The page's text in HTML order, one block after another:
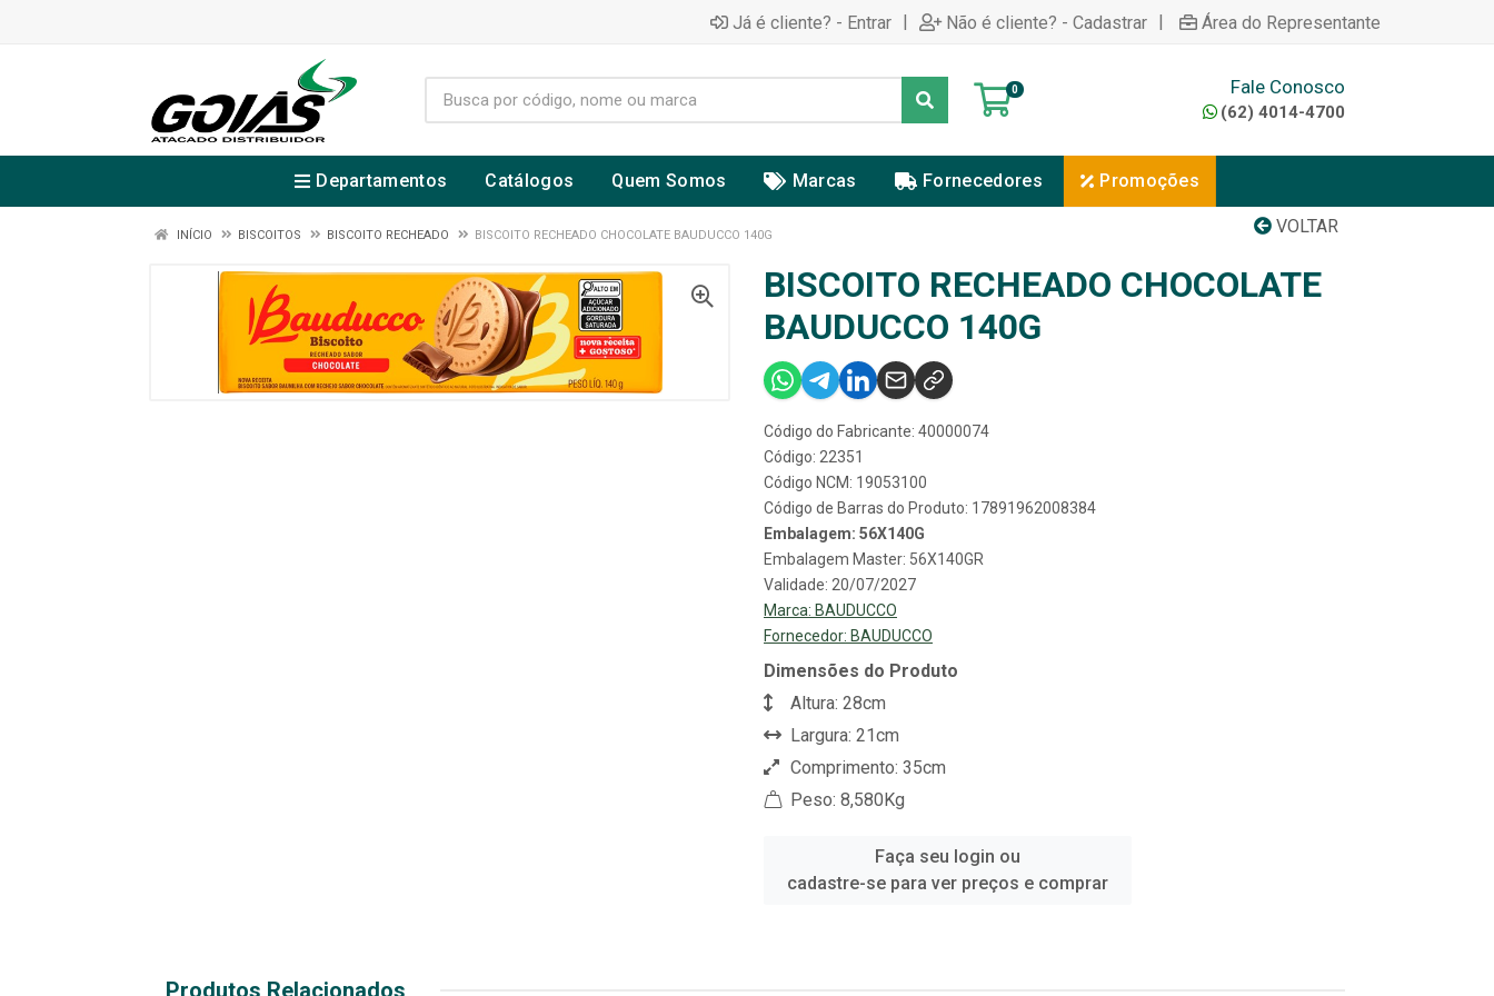
Já é cliente? - Entrar | Não é cliente? - Cadastrar | Área do Representante
0 Fale Conosco
(62) 4014-4700
Departamentos Catálogos Quem Somos Marcas Fornecedores Promoções
VOLTAR
INÍCIO BISCOITOS BISCOITO RECHEADO BISCOITO RECHEADO CHOCOLATE BAUDUCCO 140G
BISCOITO RECHEADO CHOCOLATE
BAUDUCCO 140G
Código do Fabricante: 40000074
Código: 22351
Código NCM: 19053100
Código de Barras do Produto: 17891962008384
Embalagem: 56X140G
Embalagem Master: 56X140GR
Validade: 20/07/2027
Marca: BAUDUCCO
Fornecedor: BAUDUCCO
Dimensões do Produto
Altura: 28cm
Largura: 21cm
Comprimento: 35cm
Peso: 8,580Kg
Faça seu login ou
cadastre-se para ver preços e comprar
Produtos Relacionados